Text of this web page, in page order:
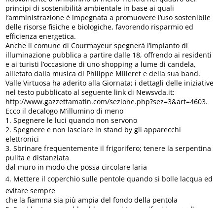
principi di sostenibilità ambientale in base ai quali
l’amministrazione è impegnata a promuovere l’uso sostenibile
delle risorse fisiche e biologiche, favorendo risparmio ed
efficienza energetica.
Anche il comune di Courmayeur spegnerà l’impianto di
illuminazione pubblica a partire dalle 18, offrendo ai residenti
e ai turisti l’occasione di uno shopping a lume di candela,
allietato dalla musica di Philippe Milleret e della sua band.
Valle Virtuosa ha aderito alla Giornata; i dettagli delle iniziative
nel testo pubblicato al seguente link di Newsvda.it:
http://www.gazzettamatin.com/sezione.php?sez=3&art=4603.
Ecco il decalogo M’illumino di meno
1. Spegnere le luci quando non servono
2. Spegnere e non lasciare in stand by gli apparecchi
elettronici
3. Sbrinare frequentemente il frigorifero; tenere la serpentina
pulita e distanziata
dal muro in modo che possa circolare laria
4. Mettere il coperchio sulle pentole quando si bolle lacqua ed
evitare sempre
che la fiamma sia più ampia del fondo della pentola